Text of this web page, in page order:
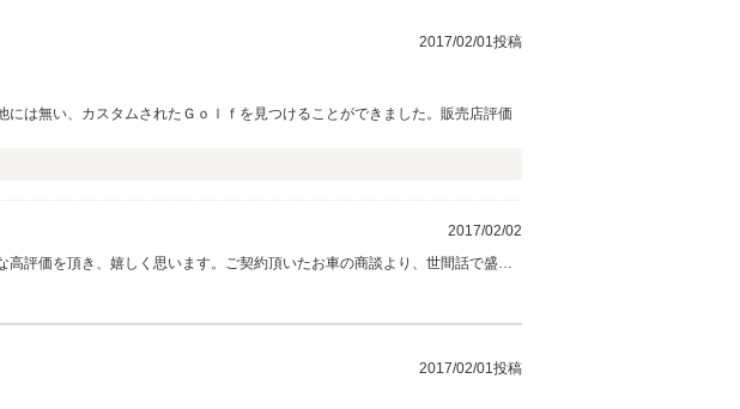
2017/02/01投稿
は無い、カスタムされたＧｏｌｆを見つけることができました。販売店評価
2017/02/02
評価を頂き、嬉しく思います。ご契約頂いたお車の商談より、世間話で盛り
2017/02/01投稿